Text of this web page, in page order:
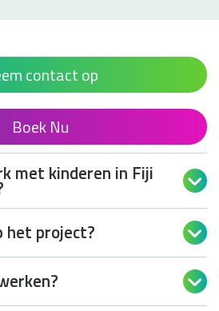
contact op
Boek Nu
met kinderen in Fiji 
het project? 
